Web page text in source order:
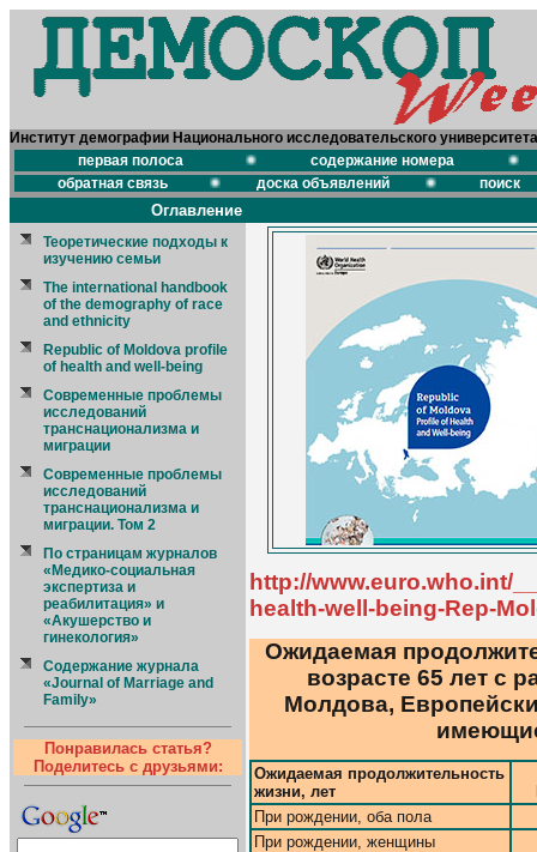
Институт демографии Национального исследовательского
первая полоса
содержание номера
обратная связь
доска объявлений поиск
Оглавление
Теоретические подходы к
изучению семьи
The international handbook
of the demography of race
and ethnicity
Republic of Moldova profile
of health and well-being
Современные проблемы
исследований
транснационализма и
миграции
Современные проблемы
исследований
транснационализма и
миграции. Том 2
По страницам журналов
«Медико-социальная
экспертиза и
реабилитация» и
«Акушерство и
гинекология»
Содержание журнала
«Journal of Marriage and
Family»
Понравилась статья?
Поделитесь с друзьями:
http://www.euro.who.int/
health-well-being-Rep-
Ожидаемая
возрасте 65 лет с
Молдова,
Ожидаемая продолжительность
жизни, лет
При рождении, оба пола
При рождении, женщины